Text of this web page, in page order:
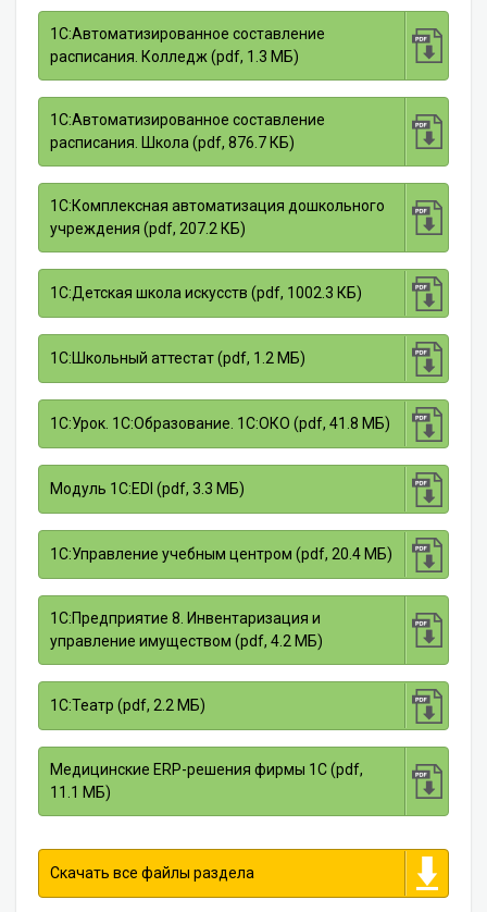
1С:Автоматизированное составление
расписания. Колледж (pdf, 1.3 МБ)
1С:Автоматизированное составление
расписания. Школа (pdf, 876.7 КБ)
1С:Комплексная автоматизация дошкольного
учреждения (pdf, 207.2 КБ)
1С:Детская школа искусств (pdf, 1002.3 КБ)
1С:Школьный аттестат (pdf, 1.2 МБ)
1С:Урок. 1С:Образование. 1С:ОКО (pdf, 41.8 МБ)
Модуль 1C:EDI (pdf, 3.3 МБ)
1С:Управление учебным центром (pdf, 20.4 МБ)
1С:Предприятие 8. Инвентаризация и
управление имуществом (pdf, 4.2 МБ)
1С:Театр (pdf, 2.2 МБ)
Медицинские ERP-решения фирмы 1С (pdf,
11.1 МБ)
Скачать все файлы раздела